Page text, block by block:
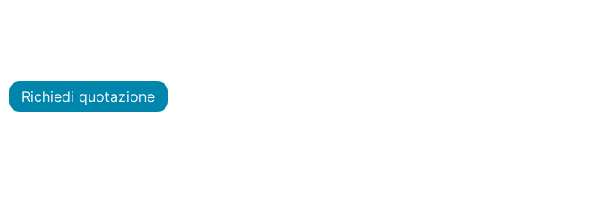
Richiedi quotazione